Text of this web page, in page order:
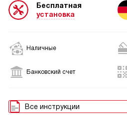
Бесплатная
установка
Наличные
Банковский счет
Все инструкции